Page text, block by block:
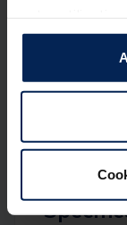
Nylon: 300m